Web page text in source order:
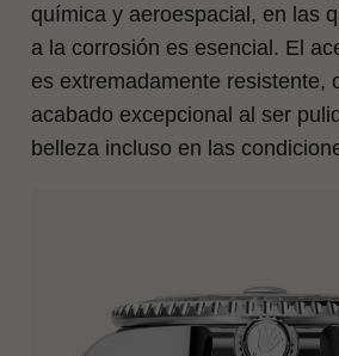
química y aeroespacial, en las
a la corrosión es esencial. El
es extremadamente resistente,
acabado excepcional al ser
belleza incluso en las